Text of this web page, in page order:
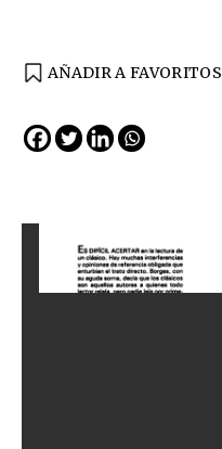
AÑADIR A FAVORITOS